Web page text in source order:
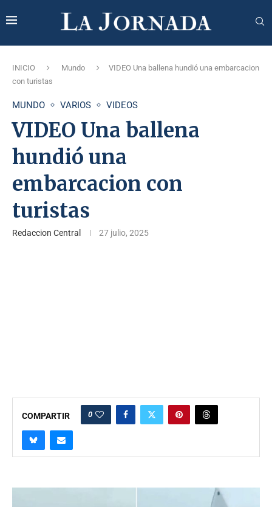
INICIO Mundo
VIDEO Una ballena hundió una embarcacion
con turistas
MUNDO VARIOS VIDEOS
VIDEO Una ballena
hundió una
embarcacion con
turistas
Redaccion Central 27 julio, 2025
COMPARTIR 0